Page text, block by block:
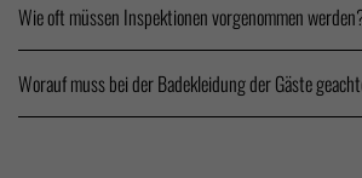
Wie oft müssen Inspektionen vorgenommen
Worauf muss bei der Badekleidung der Gäste